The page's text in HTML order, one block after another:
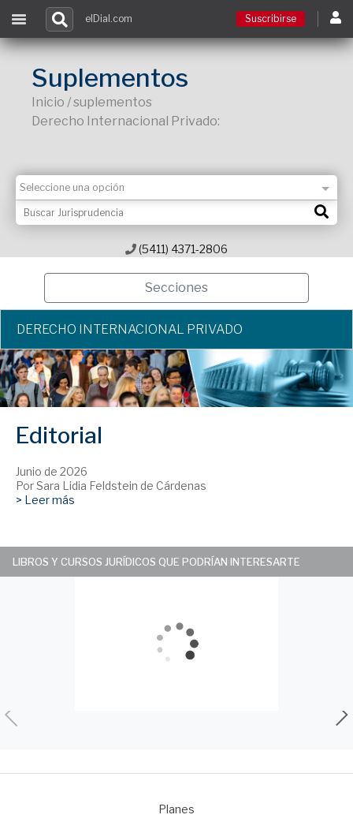
Ingresar
elDial.com Suscribirse
Suplementos
Inicio / suplementos
Derecho Internacional Privado:
(5411) 4371-2806
Secciones
DERECHO INTERNACIONAL PRIVADO
Editorial
Junio de 2026
Por Sara Lidia Feldstein de Cárdenas
> Leer más
LIBROS Y CURSOS JURÍDICOS QUE PODRÍAN INTERESARTE
Planes